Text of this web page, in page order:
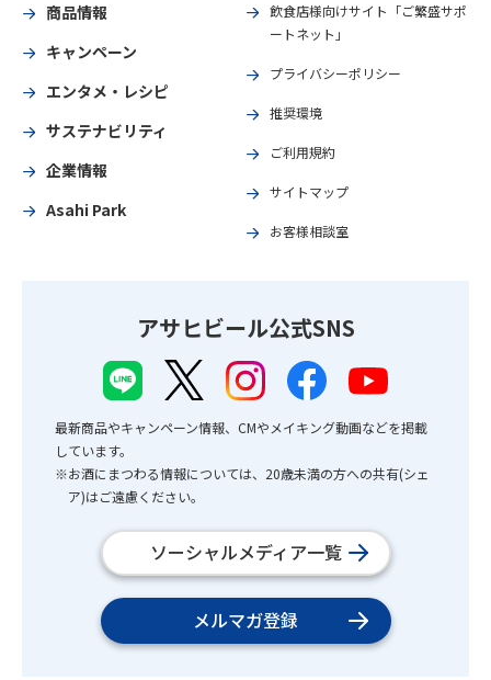
商品情報
キャンペーン
エンタメ・レシピ
サステナビリティ
企業情報
Asahi Park
飲食店様向けサイト「ご繁盛サポ
ートネット」
プライバシーポリシー
推奨環境
ご利用規約
サイトマップ
お客様相談室
アサヒビール公式SNS
最新商品やキャンペーン情報、CMやメイキング動画などを掲載
しています。
※お酒にまつわる情報については、20歳未満の方への共有(シェ
ア)はご遠慮ください。
ソーシャルメディア一覧
メルマガ登録